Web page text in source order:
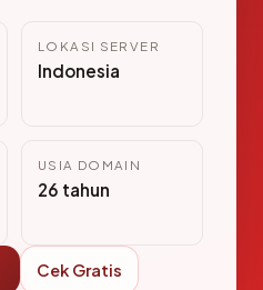
LOKASI SERVER
Indonesia
USIA DOMAIN
26 tahun
Cek Gratis